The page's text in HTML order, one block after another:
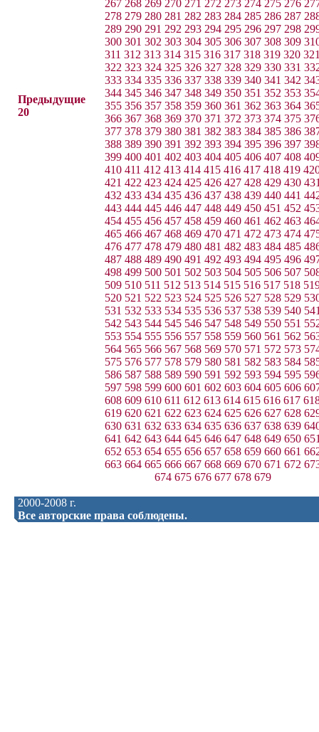
Предыдущие
20
267 268 269 270 271 272 273 274 275 276
278 279 280 281 282 283 284 285 286 287
289 290 291 292 293 294 295 296 297 298
300 301 302 303 304 305 306 307 308 309
311 312 313 314 315 316 317 318 319 320
322 323 324 325 326 327 328 329 330 331
333 334 335 336 337 338 339 340 341 342
344 345 346 347 348 349 350 351 352 353
355 356 357 358 359 360 361 362 363 364
366 367 368 369 370 371 372 373 374 375
377 378 379 380 381 382 383 384 385 386
388 389 390 391 392 393 394 395 396 397
399 400 401 402 403 404 405 406 407 408
410 411 412 413 414 415 416 417 418 419
421 422 423 424 425 426 427 428 429 430
432 433 434 435 436 437 438 439 440 441
443 444 445 446 447 448 449 450 451 452
454 455 456 457 458 459 460 461 462 463
465 466 467 468 469 470 471 472 473 474
476 477 478 479 480 481 482 483 484 485
487 488 489 490 491 492 493 494 495 496
498 499 500 501 502 503 504 505 506 507
509 510 511 512 513 514 515 516 517 518
520 521 522 523 524 525 526 527 528 529
531 532 533 534 535 536 537 538 539 540
542 543 544 545 546 547 548 549 550 551
553 554 555 556 557 558 559 560 561 562
564 565 566 567 568 569 570 571 572 573
575 576 577 578 579 580 581 582 583 584
586 587 588 589 590 591 592 593 594 595
597 598 599 600 601 602 603 604 605 606
608 609 610 611 612 613 614 615 616 617
619 620 621 622 623 624 625 626 627 628
630 631 632 633 634 635 636 637 638 639
641 642 643 644 645 646 647 648 649 650
652 653 654 655 656 657 658 659 660 661
663 664 665 666 667 668 669 670 671 672
674 675 676 677 678 679
2000-2008 г.
Все авторские права соблюдены.